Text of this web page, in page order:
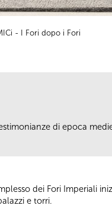
- I Fori dopo i Fori
di epoca
dei Fori Imperiali
e torri.